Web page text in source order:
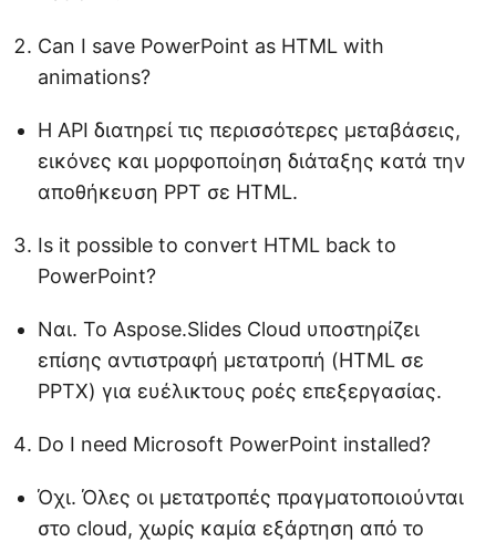
Can I save PowerPoint as HTML with
animations?
Η API διατηρεί τις περισσότερες μεταβάσεις,
εικόνες και μορφοποίηση διάταξης κατά την
αποθήκευση PPT σε HTML.
Is it possible to convert HTML back to
PowerPoint?
Ναι. Το Aspose.Slides Cloud υποστηρίζει
επίσης αντιστραφή μετατροπή (HTML σε
PPTX) για ευέλικτους ροές επεξεργασίας.
Do I need Microsoft PowerPoint installed?
Όχι. Όλες οι μετατροπές πραγματοποιούνται
στο cloud, χωρίς καμία εξάρτηση από το